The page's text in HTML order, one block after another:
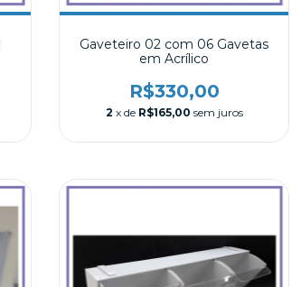
Gaveteiro 02 com 06 Gavetas
em Acrílico
R$330,00
2 x de R$165,00 sem juros